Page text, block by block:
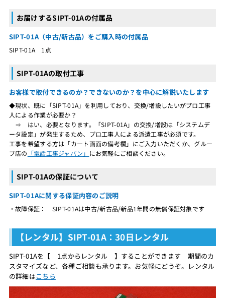
お届けするSIPT-01Aの付属品
SIPT-01A（中古/新古品）をご購入時の付属品
SIPT-01A 1点
SIPT-01Aの取付工事
お客様で取付できるのか？できないのか？を中心に解説いたします
◆現状、既に「SIPT-01A」を利用しており、交換/増設したいがプロ工事
人による作業が必要か？
⇒ はい、必要となります。「SIPT-01A」の交換/増設は「システムデ
ータ設定」が発生するため、プロ工事人による派遣工事が必須です。
工事を希望する方は「カート画面の備考欄」にご入力いただくか、グルー
プ店の 「電話工事ジャパン」 にお気軽にご相談ください。
SIPT-01Aの保証について
SIPT-01Aに関する保証内容のご説明
・故障保証： SIPT-01Aは中古/新古品/新品1年間の無償保証対象です
【レンタル】SIPT-01A：30日レンタル
SIPT-01Aを【 1点からレンタル 】することができます 期間のカ
スタマイズなど、各種ご相談も承ります。お気軽にどうぞ。レンタル
の詳細はこちら